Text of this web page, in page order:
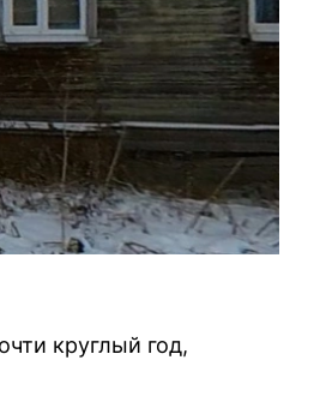
круглый год,